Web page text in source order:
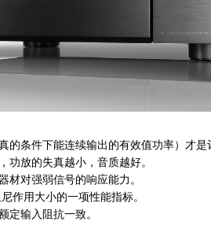
条件下能连续输出的有效值功率）才是
放的失真越小，音质越好。
材对强弱信号的响应能力。
作用大小的一项性能指标。
定输入阻抗一致。